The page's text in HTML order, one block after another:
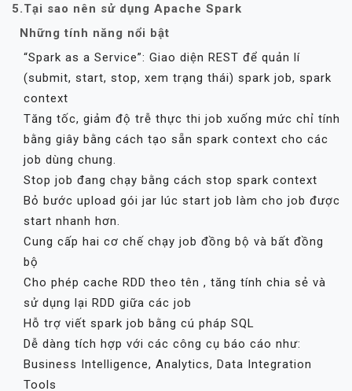
5.Tại sao nên sử dụng Apache Spark
Những tính năng nổi bật
“Spark as a Service”: Giao diện REST để quản lí
(submit, start, stop, xem trạng thái) spark job, spark
context
Tăng tốc, giảm độ trễ thực thi job xuống mức chỉ tính
bằng giây bằng cách tạo sẵn spark context cho các
job dùng chung.
Stop job đang chạy bằng cách stop spark context
Bỏ bước upload gói jar lúc start job làm cho job được
start nhanh hơn.
Cung cấp hai cơ chế chạy job đồng bộ và bất đồng
bộ
Cho phép cache RDD theo tên , tăng tính chia sẻ và
sử dụng lại RDD giữa các job
Hỗ trợ viết spark job bằng cú pháp SQL
Dễ dàng tích hợp với các công cụ báo cáo như:
Business Intelligence, Analytics, Data Integration
Tools